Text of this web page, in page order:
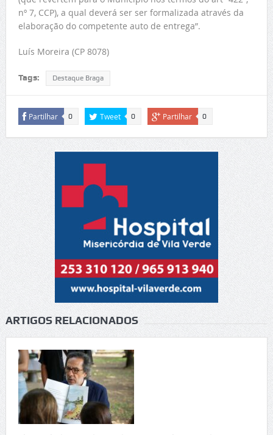
nº 7, CCP), a qual deverá ser ser formalizada através da
elaboração do competente auto de entrega”.
Luís Moreira (CP 8078)
Tags: Destaque Braga
Partilhar 0 Tweet 0 Partilhar 0
ARTIGOS RELACIONADOS